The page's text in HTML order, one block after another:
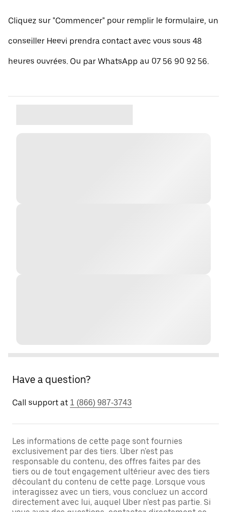
Cliquez sur "Commencer" pour remplir le formulaire, un
conseiller Heevi prendra contact avec vous sous 48
heures ouvrées. Ou par WhatsApp au 07 56 90 92 56.
Have a question?
Call support at 1 (866) 987-3743
Les informations de cette page sont fournies
exclusivement par des tiers. Uber n'est pas
responsable du contenu, des offres faites par des
tiers ou de tout engagement ultérieur avec des tiers
découlant du contenu de cette page. Lorsque vous
interagissez avec un tiers, vous concluez un accord
directement avec lui, auquel Uber n'est pas partie. Si